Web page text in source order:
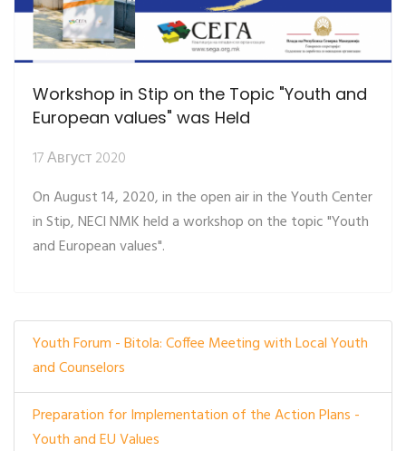
Workshop in Stip on the Topic "Youth and
European values" was Held
17 Август 2020
On August 14, 2020, in the open air in the Youth Center
in Stip, NECI NMK held a workshop on the topic "Youth
and European values".
Youth Forum - Bitola: Coffee Meeting with Local Youth
and Counselors
Preparation for Implementation of the Action Plans -
Youth and EU Values